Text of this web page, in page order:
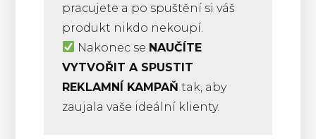
pracujete a po spuštění si váš
produkt nikdo nekoupí.
Nakonec se NAUČÍTE
VYTVOŘIT A SPUSTIT
REKLAMNÍ KAMPAŇ tak, aby
zaujala vaše ideální klienty.